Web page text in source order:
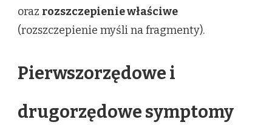
oraz rozszczepienie właściwe
(rozszczepienie myśli na fragmenty).
Pierwszorzędowe i
drugorzędowe symptomy